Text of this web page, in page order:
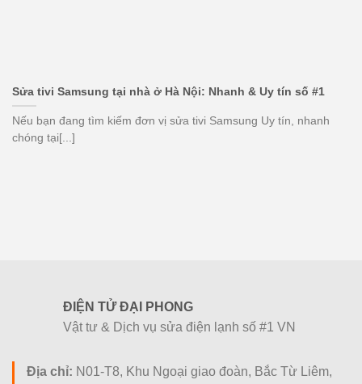
Sửa tivi Samsung tại nhà ở Hà Nội: Nhanh & Uy tín số #1
Nếu bạn đang tìm kiếm đơn vị sửa tivi Samsung Uy tín, nhanh
chóng tại[...]
ĐIỆN TỬ ĐẠI PHONG
Vật tư & Dịch vụ sửa điện lạnh số #1 VN
Địa chỉ: N01-T8, Khu Ngoại giao đoàn, Bắc Từ Liêm,